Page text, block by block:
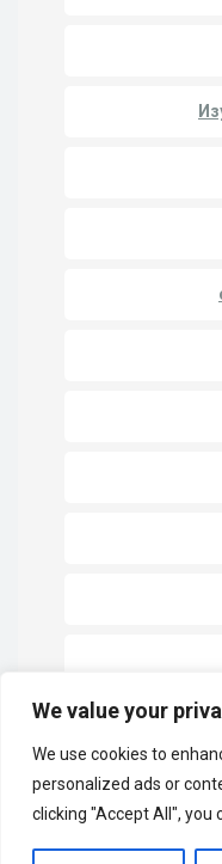
We value your
We use cookies to
personalized ads or
clicking "Accept All", you
© Copyright
Политика